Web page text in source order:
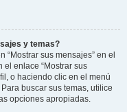
y temas?
sus mensajes” en el
el enlace “Mostrar sus
o haciendo clic en el menú
buscar sus temas, utilice
opciones apropiadas.